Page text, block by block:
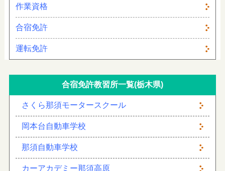
作業資格
合宿免許
運転免許
合宿免許教習所一覧(栃木県)
さくら那須モータースクール
岡本台自動車学校
那須自動車学校
カーアカデミー那須高原